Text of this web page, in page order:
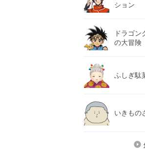
ション
ドラゴン
の大冒険
ふしぎ駄
いきもの